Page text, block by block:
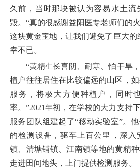
久前，当时那块被认为容易水土流
毁。“真的很感谢益阳医专老师们的
这块黄金宝地，让我们避免了巨大的
幸不已。
“黄精生长喜阴、耐寒、怕干旱
植户往往居住在比较偏远的山区，
服务，将极大方便种植户，同时
率。”2021年初，在学校的大力支持
服务团队组建起了“移动实验室”。
的检测设备，驱车上百公里，深入
镇、清塘铺镇、江南镇等地的黄精种
走进田间地头，上门提供检测服务。